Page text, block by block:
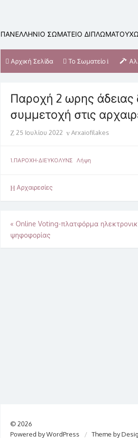
ΠΑΝΕΛΛΗΝΙΟ ΣΩΜΑΤΕΙΟ
Αρχική Σελίδα Το Σωματείο
Παροχή 2 ωρης άδειας
συμμετοχή στις
Posted
25 Ιουλίου 2022 Author
Arxaiofilakes
1.ΠΑΡΟΧΗ-ΔΙΕΥΚΟΛΥΝΣ Λήψη
Αρχαιρεσίες
Πλοήγηση
άρθρων
« Online Voting-πλατφόρμα
ψηφοφορίας
© 2026
Powered by WordPress
/ Theme by